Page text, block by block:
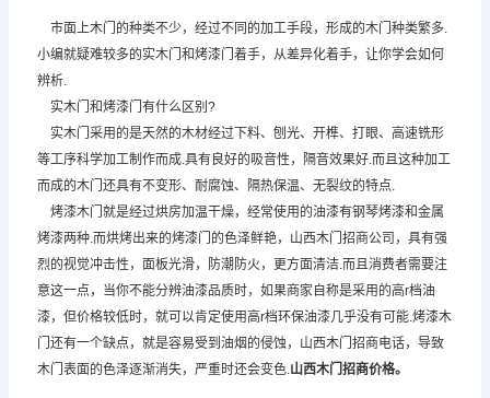
市面上木门的种类不少，经过不同的加工手段，形成的木门种类繁多.
小编就疑难较多的实木门和烤漆门着手，从差异化着手，让你学会如何
辨析.
实木门和烤漆门有什么区别?
实木门采用的是天然的木材经过下料、刨光、开榫、打眼、高速铣形
等工序科学加工制作而成.具有良好的吸音性，隔音效果好.而且这种加工
而成的木门还具有不变形、耐腐蚀、隔热保温、无裂纹的特点.
烤漆木门就是经过烘房加温干燥，经常使用的油漆有钢琴烤漆和金属
烤漆两种.而烘烤出来的烤漆门的色泽鲜艳，山西木门招商公司，具有强
烈的视觉冲击性，面板光滑，防潮防火，更方面清洁.而且消费者需要注
意这一点，当你不能分辨油漆品质时，如果商家自称是采用的高r档油
漆，但价格较低时，就可以肯定使用高r档环保油漆几乎没有可能.烤漆木
门还有一个缺点，就是容易受到油烟的侵蚀，山西木门招商电话，导致
木门表面的色泽逐渐消失，严重时还会变色.山西木门招商价格。